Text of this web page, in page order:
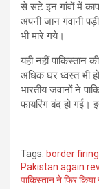
से सटे इन गांवों में
अपनी जान गंवानी
भी मारे गये।
यही नहीं
अधिक घर ध्वस्त भी
भारतीय जवानों ने
फायरिंग बंद हो गई।
Tags: border firing
Pakistan again
पाकिस्तान ने फिर